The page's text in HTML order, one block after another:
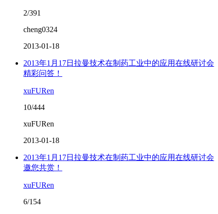
2/391
cheng0324
2013-01-18
2013年1月17日拉曼技术在制药工业中的应用在线研讨会
精彩问答！
xuFURen
10/444
xuFURen
2013-01-18
2013年1月17日拉曼技术在制药工业中的应用在线研讨会
邀您共赏！
xuFURen
6/154